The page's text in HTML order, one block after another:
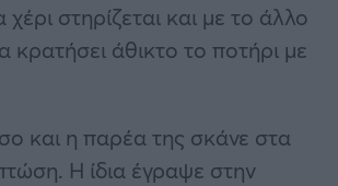
στηρίζεται και με το άλλο
κρατήσει άθικτο το ποτήρι με
και η παρέα της σκάνε στα
Η ίδια έγραψε στην